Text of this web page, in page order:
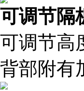
可调节隔
可调节高
背部附有